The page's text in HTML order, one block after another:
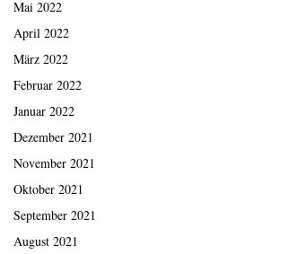
Mai 2022
April 2022
März 2022
Februar 2022
Januar 2022
Dezember 2021
November 2021
Oktober 2021
September 2021
August 2021